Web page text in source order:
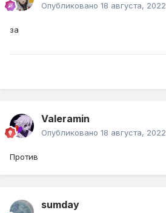
Опубликовано 18 августа, 2022
за
Valeramin
Опубликовано 18 августа, 2022
Против
sumday